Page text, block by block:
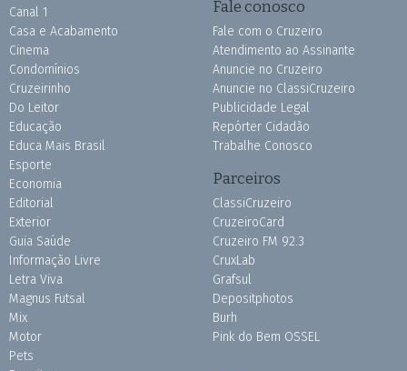
Canal 1
Casa e Acabamento
Cinema
Condomínios
Cruzeirinho
Do Leitor
Educação
Educa Mais Brasil
Esporte
Economia
Editorial
Exterior
Guia Saúde
Informação Livre
Letra Viva
Magnus Futsal
Mix
Motor
Pets
Fale conosco
Fale com o Cruzeiro
Atendimento ao Assinante
Anuncie no Cruzeiro
Anuncie no ClassiCruzeiro
Publicidade Legal
Repórter Cidadão
Trabalhe Conosco
Parceiros
ClassiCruzeiro
CruzeiroCard
Cruzeiro FM 92.3
CruxLab
Grafsul
Depositphotos
Burh
Pink do Bem OSSEL